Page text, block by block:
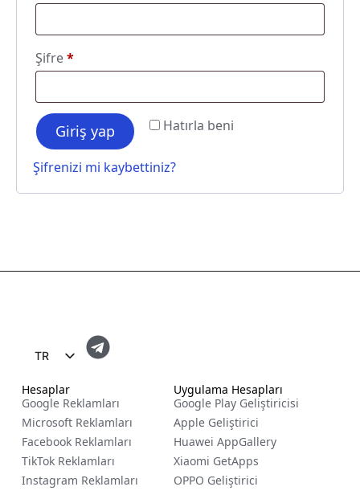
Şifre*
Hatırla beni
Giriş yap
Şifrenizi mi kaybettiniz?
TR
FR
ES
ZH
NL
Hesaplar
Google Reklamları
Microsoft Reklamları
Facebook Reklamları
TikTok Reklamları
Instagram Reklamları
Uygulama Hesapları
Google Play Geliştiricisi
Apple Geliştirici
Huawei AppGallery
Xiaomi GetApps
OPPO Geliştirici